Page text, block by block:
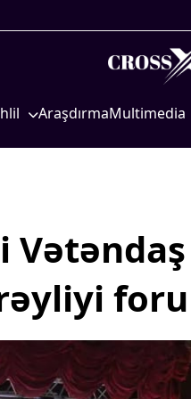
AraşdırmaMultimedia
Vətəndaş